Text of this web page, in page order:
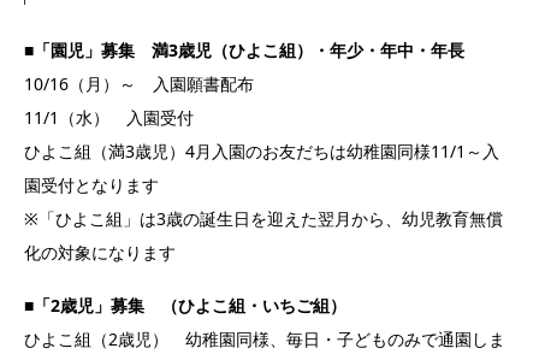
■「園児」募集 満3歳児（ひよこ組）・年少・年中・年長
10/16（月）～ 入園願書配布
11/1（水） 入園受付
ひよこ組（満3歳児）4月入園のお友だちは幼稚園同様11/1～入
園受付となります
※「ひよこ組」は3歳の誕生日を迎えた翌月から、幼児教育無償
化の対象になります
■「2歳児」募集 （ひよこ組・いちご組）
ひよこ組（2歳児） 幼稚園同様、毎日・子どものみで通園しま